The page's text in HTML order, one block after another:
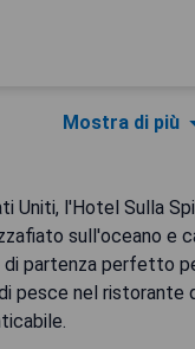
Mostra di più
Uniti, l'Hotel Sulla
sull'oceano
partenza perfetto
pesce nel